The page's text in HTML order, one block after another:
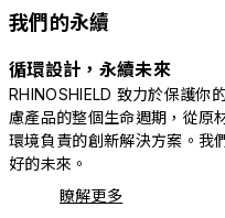
我們的永續
循環設計，永續未來
RHINOSHIELD 致力於保護你
慮產品的整個生命週期，從原
環境負責的創新解決方案。我
好的未來。
瞭解更多